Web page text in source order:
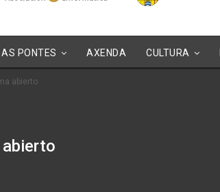
AS PONTES AXENDA CULTURA
abierto
abierto